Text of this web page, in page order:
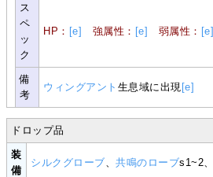
ス
ペ
ッ
ク
HP： [e] 強属性： [e] 弱属性： [e]
備
考
ウィングアント 生息域に出現 [e]
ドロップ品
装
備
シルクグローブ 、共鳴のローブs1~2、